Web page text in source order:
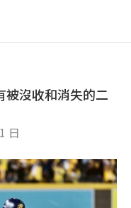
沒收和消失的二
日